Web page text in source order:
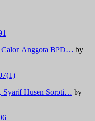
Calon Anggota BPD… by
Syarif Husen Soroti… by